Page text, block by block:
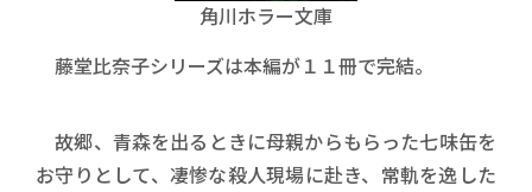
角川ホラー文庫
藤堂比奈子シリーズは本編が１１冊で完結。
故郷、青森を出るときに母親からもらった七味缶を
お守りとして、凄惨な殺人現場に赴き、常軌を逸した